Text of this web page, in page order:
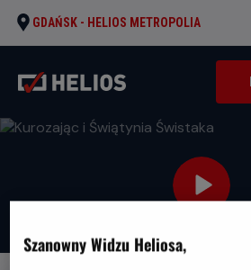
GDAŃSK - HELIOS METROPOLIA
Szanowny Widzu Heliosa,